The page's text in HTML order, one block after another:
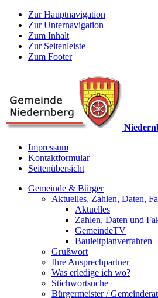
Zur Hauptnavigation
Zur Unternavigation
Zum Inhalt
Zur Seitenleiste
Zum Footer
Impressum
Kontaktformular
Seitenübersicht
Gemeinde & Bürger
Aktuelles, Zahlen, Daten,
Aktuelles
Zahlen, Daten und
GemeindeTV
Bauleitplanverfahren
Grußwort
Ihre Ansprechpartner
Was erledige ich wo?
Stichwortsuche
Bürgermeister / Gemeinderat